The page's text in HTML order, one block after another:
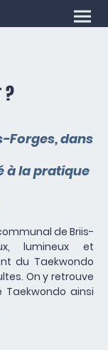
?
Forges, dans
à la pratique
de Briis-
lumineux et
du Taekwondo
On y retrouve
ainsi